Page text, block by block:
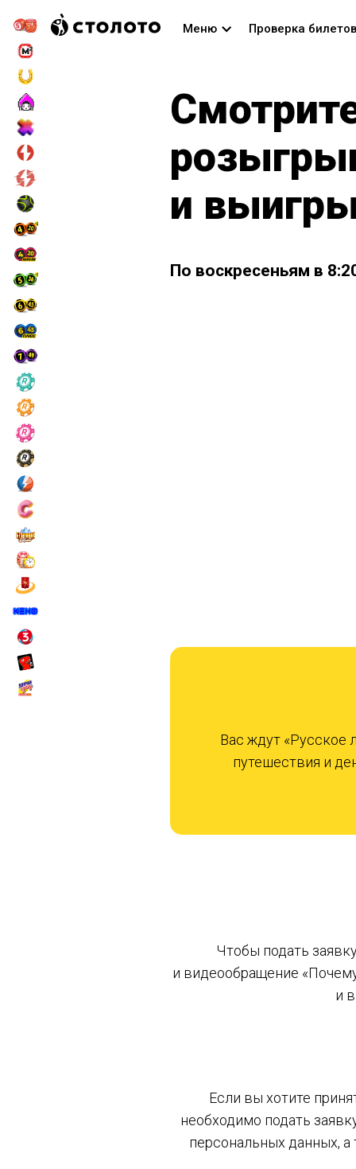
Меню Проверка билетов
и
По воскресеньям в
Вас ждут «Русское
путешествия и
Чтобы подать
и видеообращение
и
Если вы хотите
необходимо подать
персональных данных,